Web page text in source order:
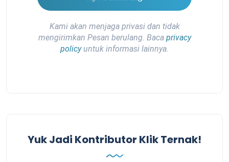
Kami akan menjaga privasi dan tidak
mengirimkan Pesan berulang. Baca privacy
policyuntuk informasi lainnya.
Yuk Jadi Kontributor Klik Ternak!